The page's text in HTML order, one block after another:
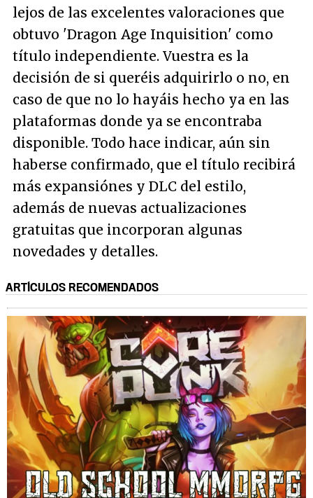
lejos de las excelentes valoraciones que
obtuvo 'Dragon Age Inquisition' como
título independiente. Vuestra es la
decisión de si queréis adquirirlo o no, en
caso de que no lo hayáis hecho ya en las
plataformas donde ya se encontraba
disponible. Todo hace indicar, aún sin
haberse confirmado, que el título recibirá
más expansiónes y DLC del estilo,
además de nuevas actualizaciones
gratuitas que incorporan algunas
novedades y detalles.
ARTÍCULOS RECOMENDADOS